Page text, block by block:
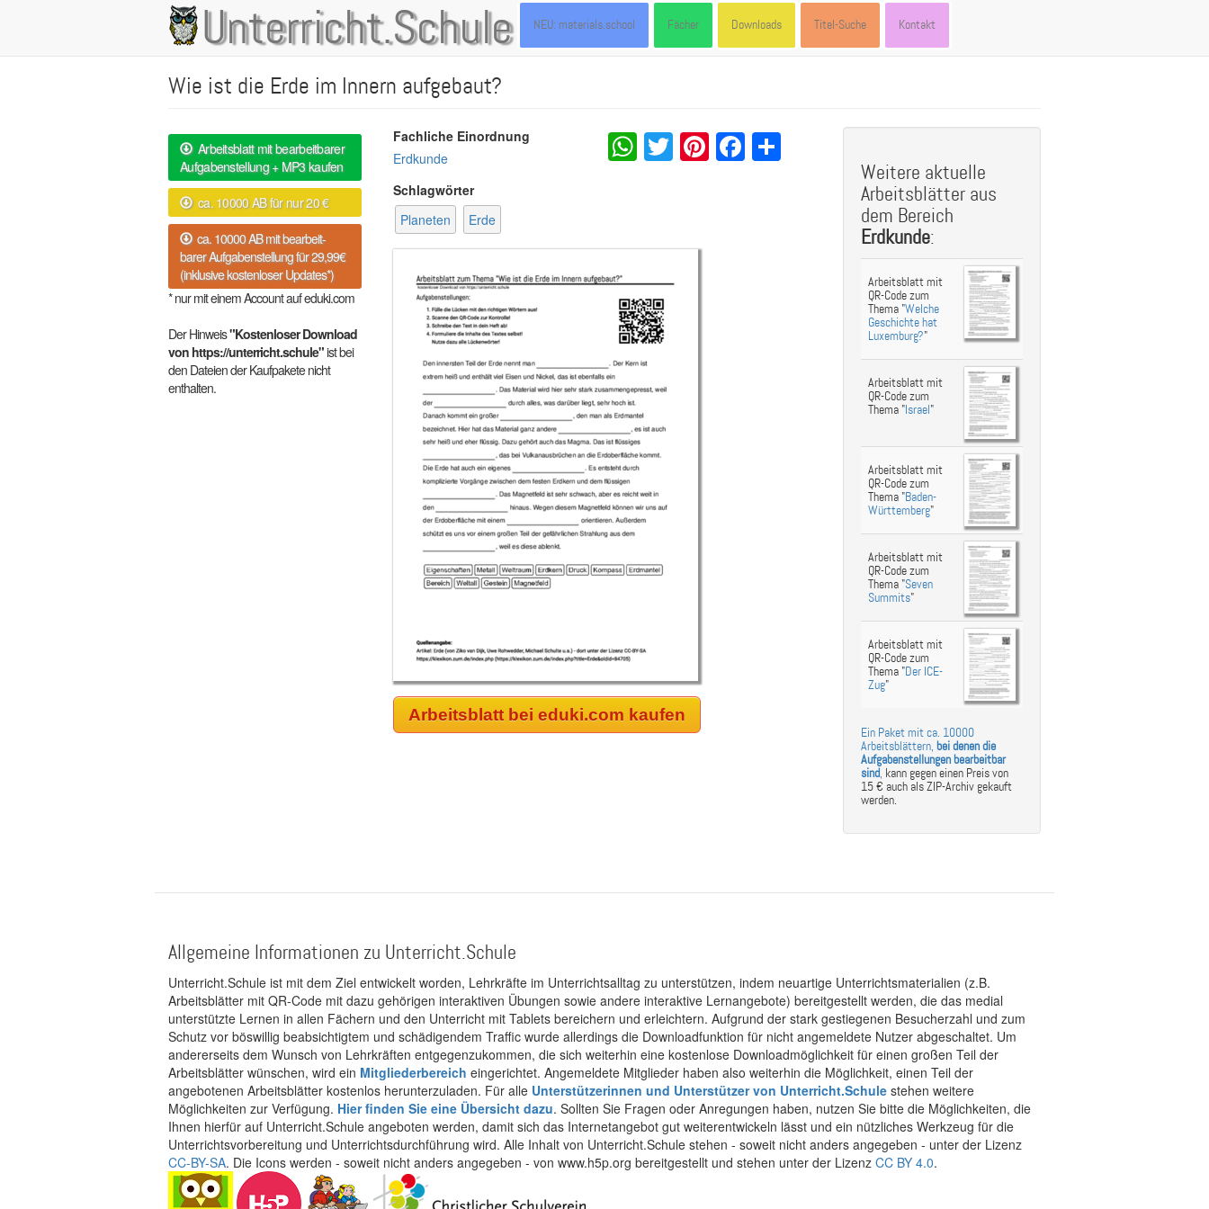
Unterricht.Schule
Main
navigation
NEU: materials.school Fächer Downloads Titel-Suche Kontakt
Wie ist die Erde im Innern aufgebaut?
Arbeitsblatt mit bearbeitbarer
Aufgabenstellung + MP3 kaufen
ca. 10000 AB für nur 20 €
ca. 10000 AB mit bearbeit-
barer Aufgabenstellung für 29,99€
(inklusive kostenloser Updates*)
* nur mit einem Account auf eduki.com
Der Hinweis"Kostenloser Download
von https://unterricht.schule"ist bei
den Dateien der Kaufpakete nicht
enthalten.
Fachliche Einordnung
Erdkunde
Schlagwörter
Planeten
Erde
WhatsApp
Twitter
Pinterest
Facebook
Share
Arbeitsblatt bei eduki.com kaufen
Weitere aktuelle
Arbeitsblätter aus
dem Bereich
Erdkunde:
Arbeitsblatt mit
QR-Code zum
Thema "Welche
Geschichte hat
Luxemburg?"
Arbeitsblatt mit
QR-Code zum
Thema "Israel"
Arbeitsblatt mit
QR-Code zum
Thema "Baden-
Württemberg"
Arbeitsblatt mit
QR-Code zum
Thema "Seven
Summits"
Arbeitsblatt mit
QR-Code zum
Thema "Der ICE-
Zug"
Ein Paket mit ca. 10000
Arbeitsblättern, bei denen die
Aufgabenstellungen bearbeitbar
sind, kann gegen einen Preis von
15 € auch als ZIP-Archiv gekauft
werden.
Allgemeine Informationen zu Unterricht.Schule
Unterricht.Schule ist mit dem Ziel entwickelt worden, Lehrkräfte im Unterrichtsalltag zu unterstützen, indem neuartige Unterrichtsmaterialien (z.B.
Arbeitsblätter mit QR-Code mit dazu gehörigen interaktiven Übungen sowie andere interaktive Lernangebote) bereitgestellt werden, die das medial
unterstützte Lernen in allen Fächern und den Unterricht mit Tablets bereichern und erleichtern. Aufgrund der stark gestiegenen Besucherzahl und zum
Schutz vor böswillig beabsichtigtem und schädigendem Traffic wurde allerdings die Downloadfunktion für nicht angemeldete Nutzer abgeschaltet. Um
andererseits dem Wunsch von Lehrkräften entgegenzukommen, die sich weiterhin eine kostenlose Downloadmöglichkeit für einen großen Teil der
Arbeitsblätter wünschen, wird ein Mitgliederbereich eingerichtet. Angemeldete Mitglieder haben also weiterhin die Möglichkeit, einen Teil der
angebotenen Arbeitsblätter kostenlos herunterzuladen. Für alle Unterstützerinnen und Unterstützer von Unterricht.Schule stehen weitere
Möglichkeiten zur Verfügung. Hier finden Sie eine Übersicht dazu. Sollten Sie Fragen oder Anregungen haben, nutzen Sie bitte die Möglichkeiten, die
Ihnen hierfür auf Unterricht.Schule angeboten werden, damit sich das Internetangebot gut weiterentwickeln lässt und ein nützliches Werkzeug für die
Unterrichtsvorbereitung und Unterrichtsdurchführung wird. Alle Inhalt von Unterricht.Schule stehen - soweit nicht anders angegeben - unter der Lizenz
CC-BY-SA. Die Icons werden - soweit nicht anders angegeben - von www.h5p.org bereitgestellt und stehen unter der Lizenz CC BY 4.0.